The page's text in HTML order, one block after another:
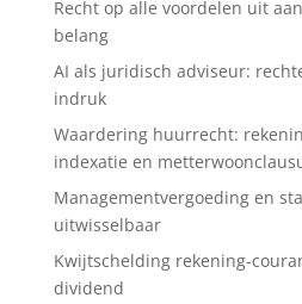
Recht op alle voordelen uit
belang
AI als juridisch adviseur:
indruk
Waardering huurrecht:
indexatie en
Managementvergoeding en
uitwisselbaar
Kwijtschelding rekening-
dividend